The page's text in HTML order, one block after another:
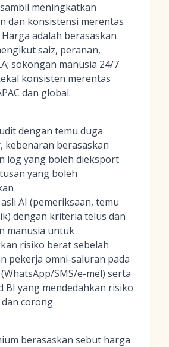
meningkatkan
dan konsistensi merentas
adalah berasaskan
saiz, peranan,
sokongan manusia 24/7
konsisten merentas
dan global.
dengan temu duga
berasaskan
log yang boleh dieksport
yang boleh
AI (pemeriksaan, temu
dengan kriteria telus dan
manusia untuk
risiko berat sebelah
pekerja omni-saluran pada
SMS/e-mel) serta
BI yang mendedahkan risiko
corong
berasaskan sebut harga